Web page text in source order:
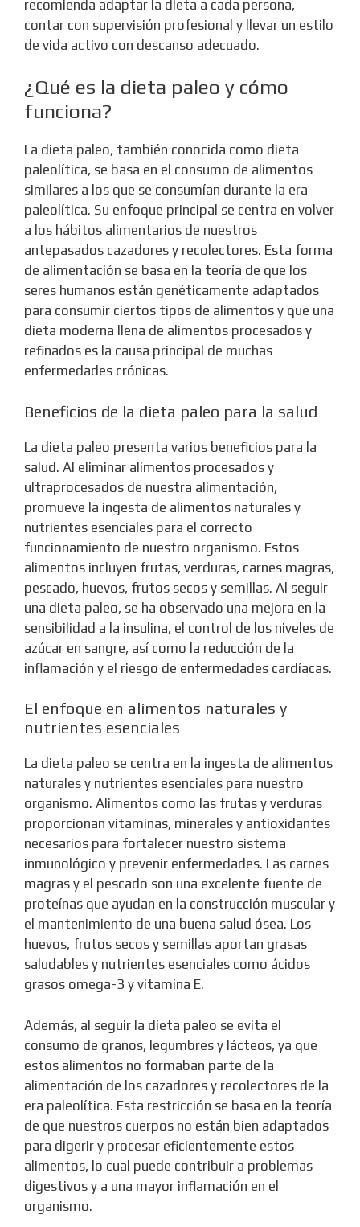
recomienda adaptar la dieta a cada persona,
contar con supervisión profesional y llevar un estilo
de vida activo con descanso adecuado.
¿Qué es la dieta paleo y cómo
funciona?
La dieta paleo, también conocida como dieta
paleolítica, se basa en el consumo de alimentos
similares a los que se consumían durante la era
paleolítica. Su enfoque principal se centra en volver
a los hábitos alimentarios de nuestros
antepasados cazadores y recolectores. Esta forma
de alimentación se basa en la teoría de que los
seres humanos están genéticamente adaptados
para consumir ciertos tipos de alimentos y que una
dieta moderna llena de alimentos procesados y
refinados es la causa principal de muchas
enfermedades crónicas.
Beneficios de la dieta paleo para la salud
La dieta paleo presenta varios beneficios para la
salud. Al eliminar alimentos procesados y
ultraprocesados de nuestra alimentación,
promueve la ingesta de alimentos naturales y
nutrientes esenciales para el correcto
funcionamiento de nuestro organismo. Estos
alimentos incluyen frutas, verduras, carnes magras,
pescado, huevos, frutos secos y semillas. Al seguir
una dieta paleo, se ha observado una mejora en la
sensibilidad a la insulina, el control de los niveles de
azúcar en sangre, así como la reducción de la
inflamación y el riesgo de enfermedades cardíacas.
El enfoque en alimentos naturales y
nutrientes esenciales
La dieta paleo se centra en la ingesta de alimentos
naturales y nutrientes esenciales para nuestro
organismo. Alimentos como las frutas y verduras
proporcionan vitaminas, minerales y antioxidantes
necesarios para fortalecer nuestro sistema
inmunológico y prevenir enfermedades. Las carnes
magras y el pescado son una excelente fuente de
proteínas que ayudan en la construcción muscular y
el mantenimiento de una buena salud ósea. Los
huevos, frutos secos y semillas aportan grasas
saludables y nutrientes esenciales como ácidos
grasos omega-3 y vitamina E.
Además, al seguir la dieta paleo se evita el
consumo de granos, legumbres y lácteos, ya que
estos alimentos no formaban parte de la
alimentación de los cazadores y recolectores de la
era paleolítica. Esta restricción se basa en la teoría
de que nuestros cuerpos no están bien adaptados
para digerir y procesar eficientemente estos
alimentos, lo cual puede contribuir a problemas
digestivos y a una mayor inflamación en el
organismo.